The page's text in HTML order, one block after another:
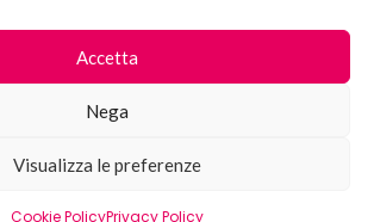
Accetta
Nega
Visualizza le preferenze
Cookie PolicyPrivacy Policy
Ponte Galeria – P.I. 07540411001
direzione e coordinamento di Investimenti S.p.A –